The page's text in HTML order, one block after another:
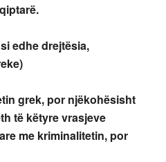
edhe drejtësia,
grek, por njëkohësisht
të këtyre vrasjeve
me kriminalitetin, por